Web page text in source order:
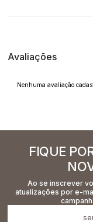
Avaliações
Nenhuma avaliação
FIQUE
Ao se inscrever
atualizações por e-